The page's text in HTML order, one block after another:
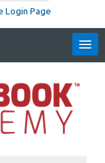
Login Page